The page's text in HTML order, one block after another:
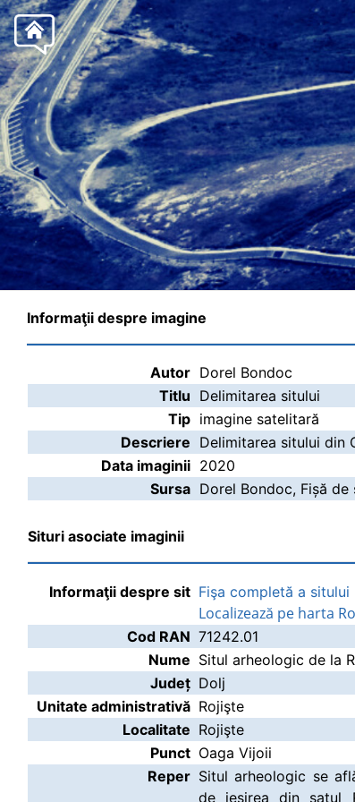
Informaţii despre imagine
Autor Dorel Bondoc
Titlu Delimitarea sitului
Tip imagine satelitară
Descriere Delimitarea sitului din
Data imaginii 2020
Sursa Dorel Bondoc, Fișă
Situri asociate imaginii
Informaţii despre sit Fişa completă a sitului
Localizează pe harta
Cod RAN 71242.01
Nume Situl arheologic de la
Județ Dolj
Unitate administrativă Rojişte
Localitate Rojişte
Punct Oaga Vijoii
Reper Situl arheologic se
de ieşirea din satul